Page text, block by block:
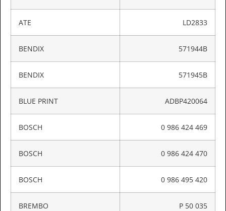
ATE LD2833
BENDIX 571944B
BENDIX 571945B
BLUE PRINT ADBP420064
BOSCH 0 986 424 469
BOSCH 0 986 424 470
BOSCH 0 986 495 420
BREMBO P 50 035